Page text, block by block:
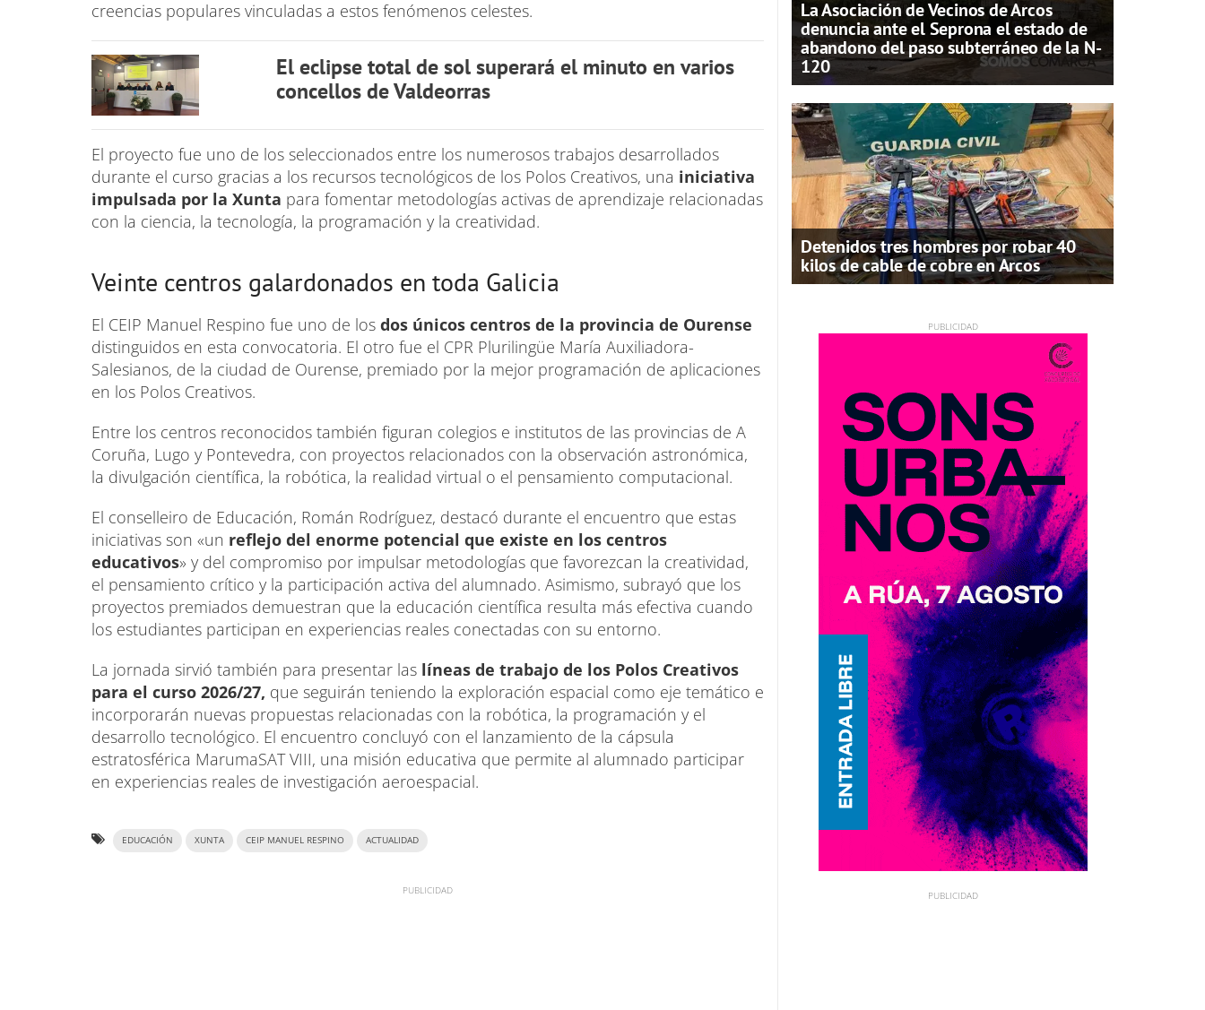
creencias populares vinculadas a estos fenómenos celestes.
El eclipse total de sol superará el minuto en varios
concellos de Valdeorras
El proyecto fue uno de los seleccionados entre los numerosos trabajos desarrollados
durante el curso gracias a los recursos tecnológicos de los Polos Creativos, una iniciativa
impulsada por la Xunta para fomentar metodologías activas de aprendizaje relacionadas
con la ciencia, la tecnología, la programación y la creatividad.
Veinte centros galardonados en toda Galicia
El CEIP Manuel Respino fue uno de los dos únicos centros de la provincia de Ourense
distinguidos en esta convocatoria. El otro fue el CPR Plurilingüe María Auxiliadora-
Salesianos, de la ciudad de Ourense, premiado por la mejor programación de aplicaciones
en los Polos Creativos.
Entre los centros reconocidos también figuran colegios e institutos de las provincias de A
Coruña, Lugo y Pontevedra, con proyectos relacionados con la observación astronómica,
la divulgación científica, la robótica, la realidad virtual o el pensamiento computacional.
El conselleiro de Educación, Román Rodríguez, destacó durante el encuentro que estas
iniciativas son «un reflejo del enorme potencial que existe en los centros
educativos» y del compromiso por impulsar metodologías que favorezcan la creatividad,
el pensamiento crítico y la participación activa del alumnado. Asimismo, subrayó que los
proyectos premiados demuestran que la educación científica resulta más efectiva cuando
los estudiantes participan en experiencias reales conectadas con su entorno.
La jornada sirvió también para presentar las líneas de trabajo de los Polos Creativos
para el curso 2026/27, que seguirán teniendo la exploración espacial como eje temático e
incorporarán nuevas propuestas relacionadas con la robótica, la programación y el
desarrollo tecnológico. El encuentro concluyó con el lanzamiento de la cápsula
estratosférica MarumaSAT VIII, una misión educativa que permite al alumnado participar
en experiencias reales de investigación aeroespacial.
EDUCACIÓN XUNTA CEIP MANUEL RESPINO ACTUALIDAD
La Asociación de Vecinos de Arcos
denuncia ante el Seprona el estado de
abandono del paso subterráneo de la N-
120
Detenidos tres hombres por robar 40
kilos de cable de cobre en Arcos